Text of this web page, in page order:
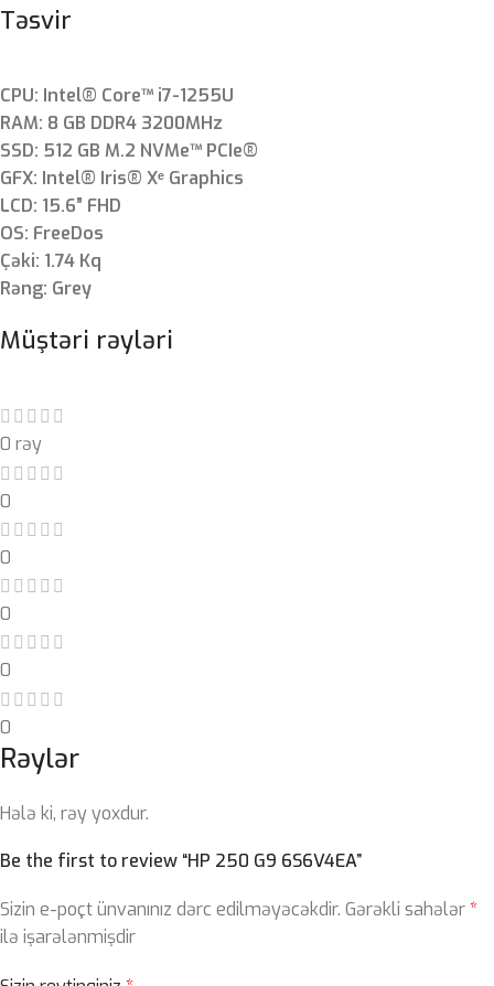
Təsvir
CPU: Intel® Core™ i7-1255U
RAM: 8 GB DDR4 3200MHz
SSD: 512 GB M.2 NVMe™ PCIe®
GFX: Intel® Iris® Xᵉ Graphics
LCD: 15.6” FHD
OS: FreeDos
Çəki: 1.74 Kq
Rəng: Grey
Müştəri rəyləri
0 rəy
0
0
0
0
0
Rəylər
Hələ ki, rəy yoxdur.
Be the first to review “HP 250 G9 6S6V4EA”
Sizin e-poçt ünvanınız dərc edilməyəcəkdir. Gərəkli sahələr*
ilə işarələnmişdir